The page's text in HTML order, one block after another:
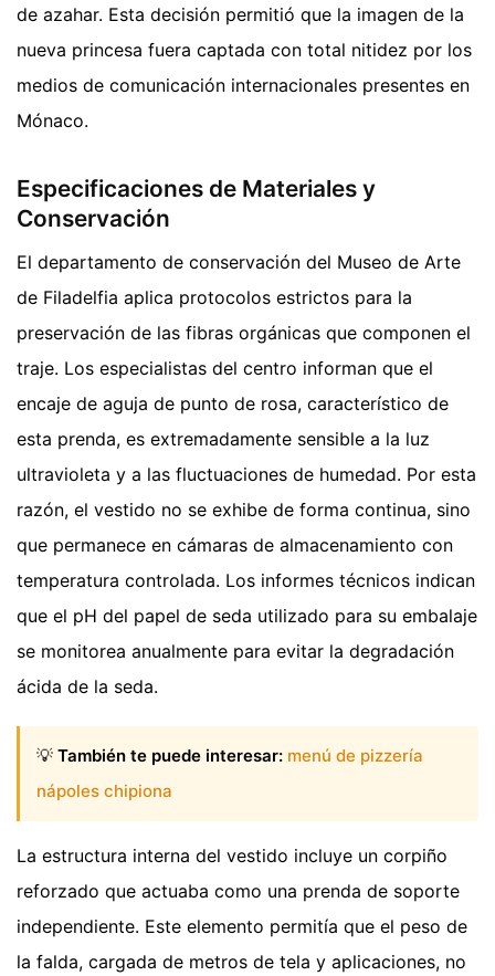
de azahar. Esta decisión permitió que la imagen de la
nueva princesa fuera captada con total nitidez por los
medios de comunicación internacionales presentes en
Mónaco.
Especificaciones de Materiales y
Conservación
El departamento de conservación del Museo de Arte
de Filadelfia aplica protocolos estrictos para la
preservación de las fibras orgánicas que componen el
traje. Los especialistas del centro informan que el
encaje de aguja de punto de rosa, característico de
esta prenda, es extremadamente sensible a la luz
ultravioleta y a las fluctuaciones de humedad. Por esta
razón, el vestido no se exhibe de forma continua, sino
que permanece en cámaras de almacenamiento con
temperatura controlada. Los informes técnicos indican
que el pH del papel de seda utilizado para su embalaje
se monitorea anualmente para evitar la degradación
ácida de la seda.
💡 También te puede interesar: menú de pizzería
nápoles chipiona
La estructura interna del vestido incluye un corpiño
reforzado que actuaba como una prenda de soporte
independiente. Este elemento permitía que el peso de
la falda, cargada de metros de tela y aplicaciones, no